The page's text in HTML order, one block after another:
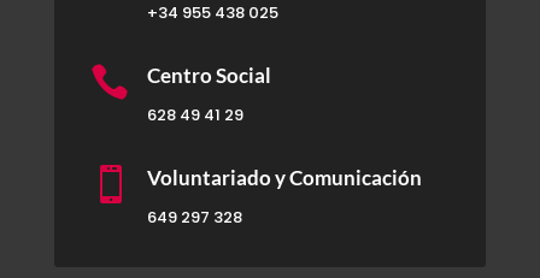
+34 955 438 025
 Centro Social
628 49 41 29
 Voluntariado y Comunicación
649 297 328